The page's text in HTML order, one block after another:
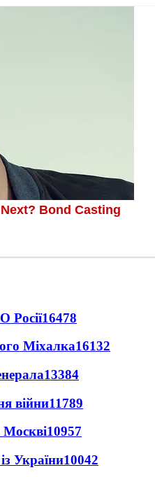
Росії16478
Міхалка16132
13384
війни11789
Москві10957
України10042